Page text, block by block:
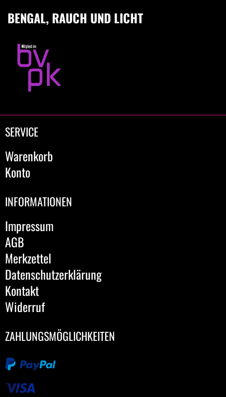
BENGAL, RAUCH UND LICHT
SERVICE
Warenkorb
Konto
INFORMATIONEN
Impressum
AGB
Merkzettel
Datenschutzerklärung
Kontakt
Widerruf
ZAHLUNGSMÖGLICHKEITEN